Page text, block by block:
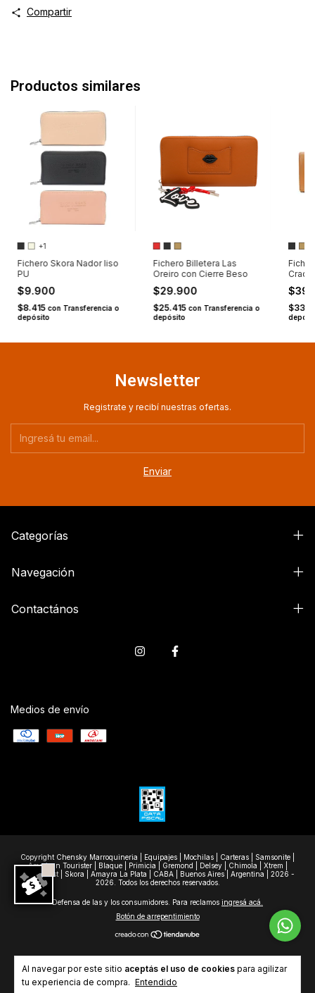
Al navegar por este sitio aceptás el uso de cookies para agilizar
tu experiencia de compra. Entendido
Compartir
Productos similares
+1
Fichero Skora Nador liso
PU
$9.900
$8.415 con Transferencia o
depósito
Fichero Billetera Las
Oreiro con Cierre Beso
$29.900
$25.415 con Transferencia o
depósito
Newsletter
Registrate y recibí nuestras ofertas.
Categorías
Navegación
Contactános
Medios de envío
Copyright Chensky Marroquineria | Equipajes | Mochilas | Carteras | Samsonite |
American Tourister | Blaque | Primicia | Gremond | Delsey | Chimola | Xtrem |
Wanderlast | Skora | Amayra La Plata | CABA | Buenos Aires | Argentina | 2026 -
2026. Todos los derechos reservados.
Defensa de las y los consumidores. Para reclamos ingresá acá.
Botón de arrepentimiento